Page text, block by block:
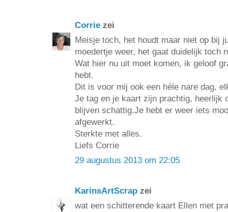
Corrie zei
Meisje toch, het houdt maar niet op bij
moedertje weer, het gaat duidelijk toch
Wat hier nu uit moet komen, ik geloof
hebt.
Dit is voor mij ook een héle nare dag,
Je tag en je kaart zijn prachtig, heerlijk
blijven schattig.Je hebt er weer iets
afgewerkt.
Sterkte met alles.
Liefs Corrie
29 augustus 2013 om 22:05
KarinsArtScrap zei
wat een schitterende kaart Ellen met